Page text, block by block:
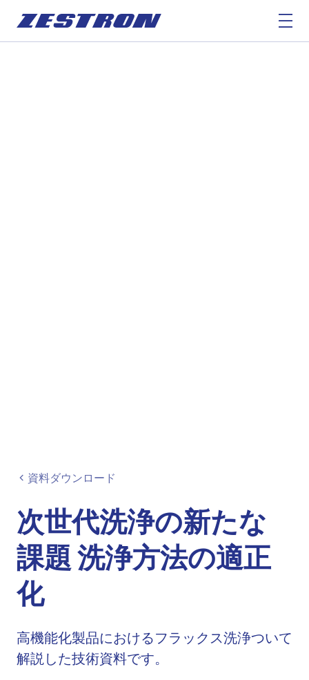
資料ダウンロード
次世代洗浄の新たな
課題 洗浄方法の適正
化
高機能化製品におけるフラックス洗浄ついて
解説した技術資料です。